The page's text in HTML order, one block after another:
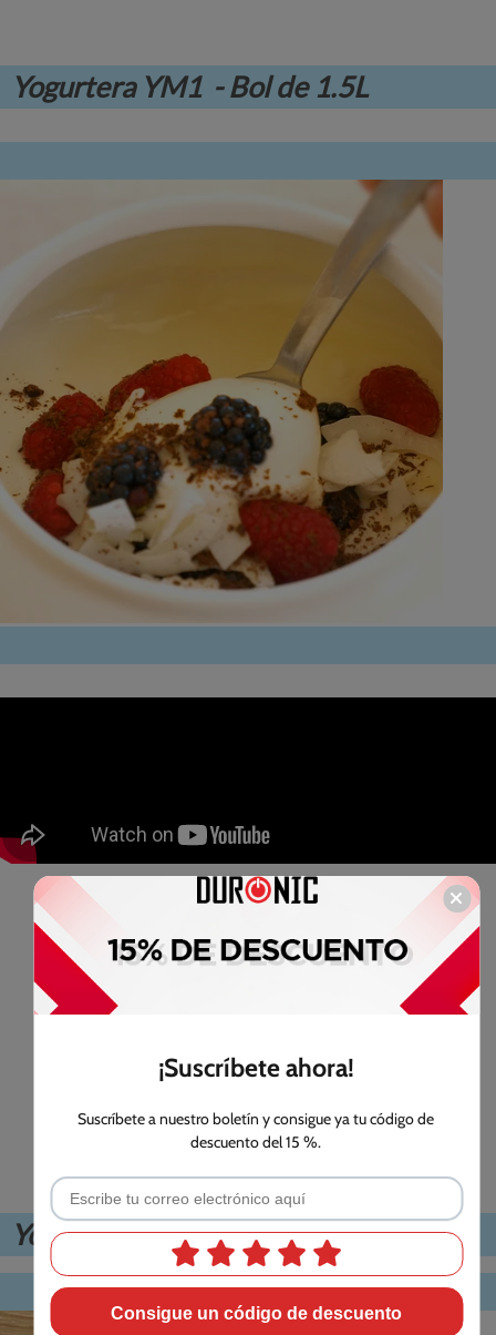
Yogurtera YM1 - Bol de 1.5L
Yogurtera YM2 - 8 vasos individuales
¡Suscríbete ahora!
Suscríbete a nuestro boletín y consigue ya tu código de
descuento del 15 %.
Consigue un código de descuento